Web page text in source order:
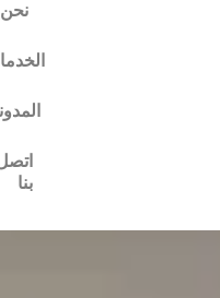
نحن
بنا